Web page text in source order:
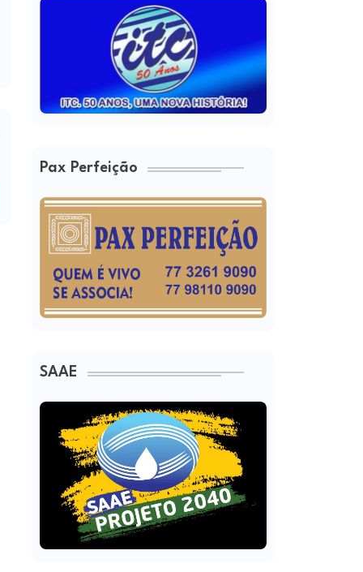
Pax Perfeição
SAAE